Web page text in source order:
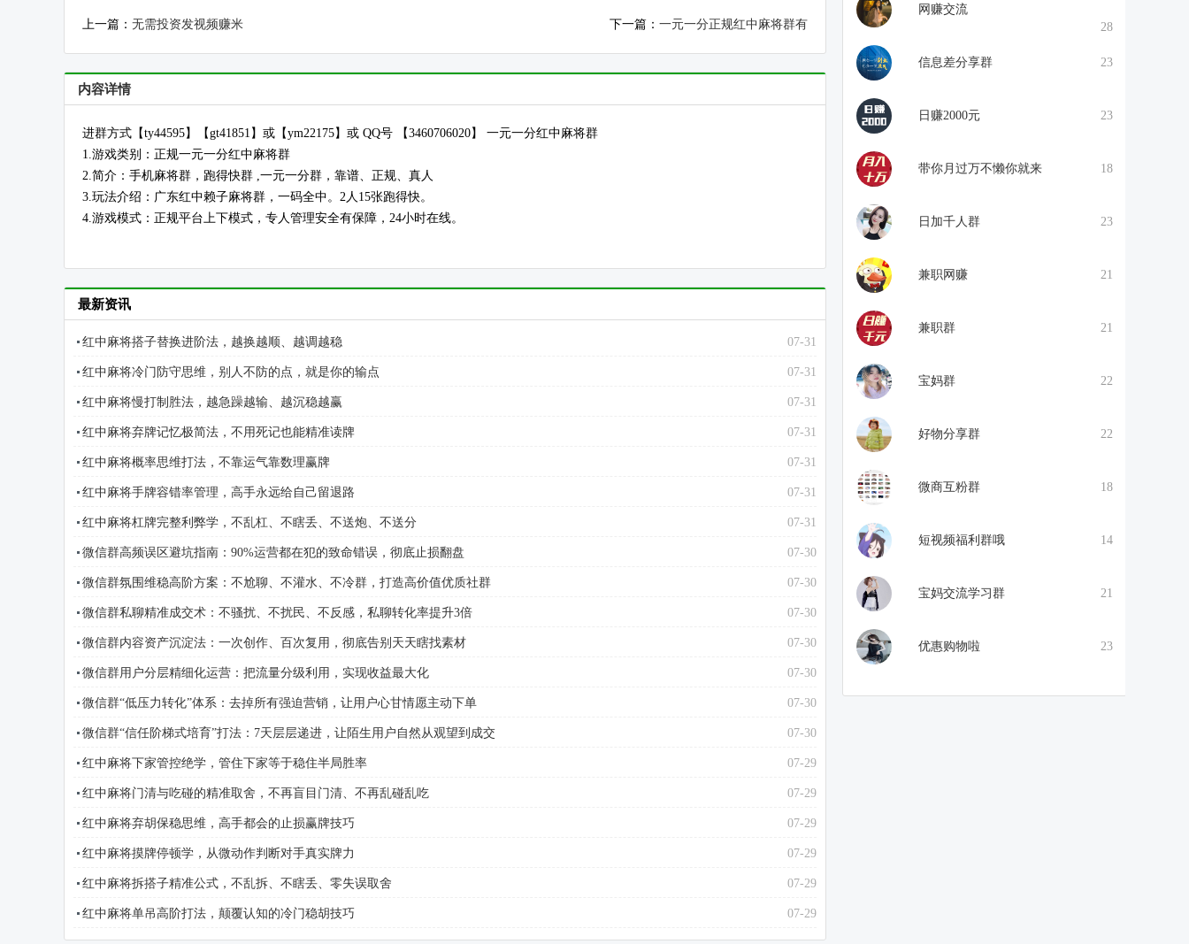
上一篇： 无需投资发视频赚米 下一篇： 一元一分正规红中麻将群有
内容详情
进群方式【ty44595】【gt41851】或【ym22175】或 QQ号 【3460706020】 一元一分红中麻将群
1.游戏类别：正规一元一分红中麻将群
2.简介：手机麻将群，跑得快群 ,一元一分群，靠谱、正规、真人
3.玩法介绍：广东红中赖子麻将群，一码全中。2人15张跑得快。
4.游戏模式：正规平台上下模式，专人管理安全有保障，24小时在线。
最新资讯
红中麻将搭子替换进阶法，越换越顺、越调越稳 07-31
红中麻将冷门防守思维，别人不防的点，就是你的输点 07-31
红中麻将慢打制胜法，越急躁越输、越沉稳越赢 07-31
红中麻将弃牌记忆极简法，不用死记也能精准读牌 07-31
红中麻将概率思维打法，不靠运气靠数理赢牌 07-31
红中麻将手牌容错率管理，高手永远给自己留退路 07-31
红中麻将杠牌完整利弊学，不乱杠、不瞎丢、不送炮、不送分 07-31
微信群高频误区避坑指南：90%运营都在犯的致命错误，彻底止损翻盘 07-30
微信群氛围维稳高阶方案：不尬聊、不灌水、不冷群，打造高价值优质社群 07-30
微信群私聊精准成交术：不骚扰、不扰民、不反感，私聊转化率提升3倍 07-30
微信群内容资产沉淀法：一次创作、百次复用，彻底告别天天瞎找素材 07-30
微信群用户分层精细化运营：把流量分级利用，实现收益最大化 07-30
微信群“低压力转化”体系：去掉所有强迫营销，让用户心甘情愿主动下单 07-30
微信群“信任阶梯式培育”打法：7天层层递进，让陌生用户自然从观望到成交 07-30
红中麻将下家管控绝学，管住下家等于稳住半局胜率 07-29
红中麻将门清与吃碰的精准取舍，不再盲目门清、不再乱碰乱吃 07-29
红中麻将弃胡保稳思维，高手都会的止损赢牌技巧 07-29
红中麻将摸牌停顿学，从微动作判断对手真实牌力 07-29
红中麻将拆搭子精准公式，不乱拆、不瞎丢、零失误取舍 07-29
红中麻将单吊高阶打法，颠覆认知的冷门稳胡技巧 07-29
网赚交流
28
信息差分享群 23
日赚2000元 23
带你月过万不懒你就来 18
日加千人群 23
兼职网赚 21
兼职群 21
宝妈群 22
好物分享群 22
微商互粉群 18
短视频福利群哦 14
宝妈交流学习群 21
优惠购物啦 23